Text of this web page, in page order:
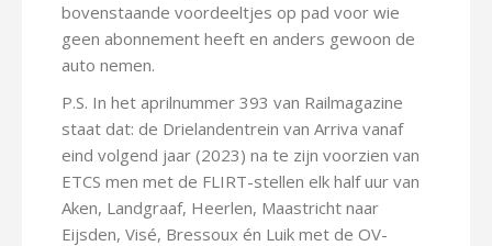
bovenstaande voordeeltjes op pad voor wie
geen abonnement heeft en anders gewoon de
auto nemen.
P.S. In het aprilnummer 393 van Railmagazine
staat dat: de Drielandentrein van Arriva vanaf
eind volgend jaar (2023) na te zijn voorzien van
ETCS men met de FLIRT-stellen elk half uur van
Aken, Landgraaf, Heerlen, Maastricht naar
Eijsden, Visé, Bressoux én Luik met de OV-